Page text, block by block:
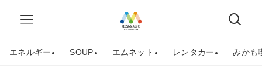
エネルギー SOUP エムネット レンタカー みかも